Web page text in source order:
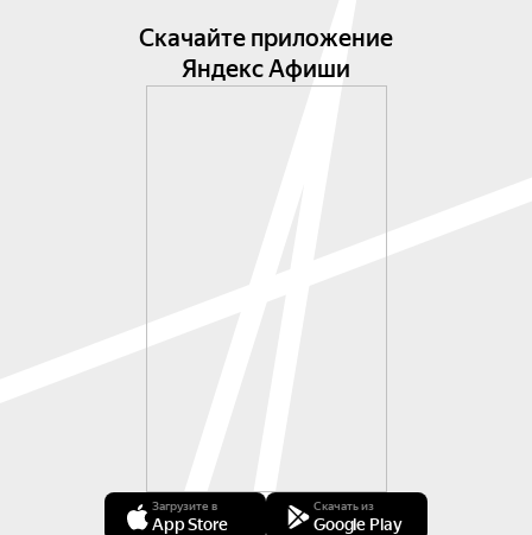
Скачайте приложение
Яндекс Афиши
Загрузите в
App Store
Скачать из
Google Play